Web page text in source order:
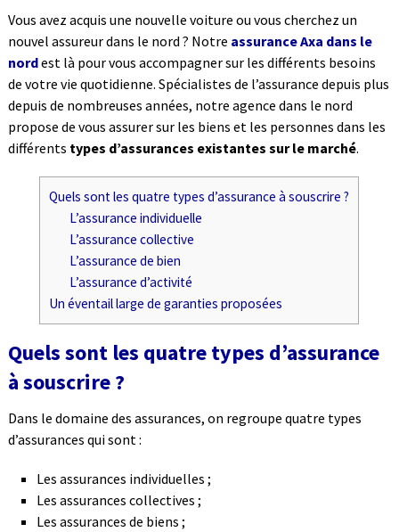
Vous avez acquis une nouvelle voiture ou vous cherchez un
nouvel assureur dans le nord ? Notre assurance Axa dans le
nordest là pour vous accompagner sur les différents besoins
de votre vie quotidienne. Spécialistes de l’assurance depuis plus
depuis de nombreuses années, notre agence dans le nord
propose de vous assurer sur les biens et les personnes dans les
différents types d’assurances existantes sur le marché.
Quels sont les quatre types d’assurance à souscrire ?
L’assurance individuelle
L’assurance collective
L’assurance de bien
L’assurance d’activité
Un éventail large de garanties proposées
Quels sont les quatre types d’assurance
à souscrire ?
Dans le domaine des assurances, on regroupe quatre types
d’assurances qui sont :
Les assurances individuelles ;
Les assurances collectives ;
Les assurances de biens ;